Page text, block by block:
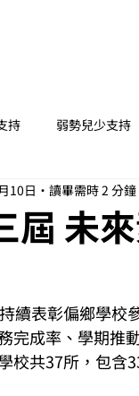
持 弱勢兒少支持
屆 未
10日 讀畢需時 2 分鐘
完成率、學期推
校共37所，包含